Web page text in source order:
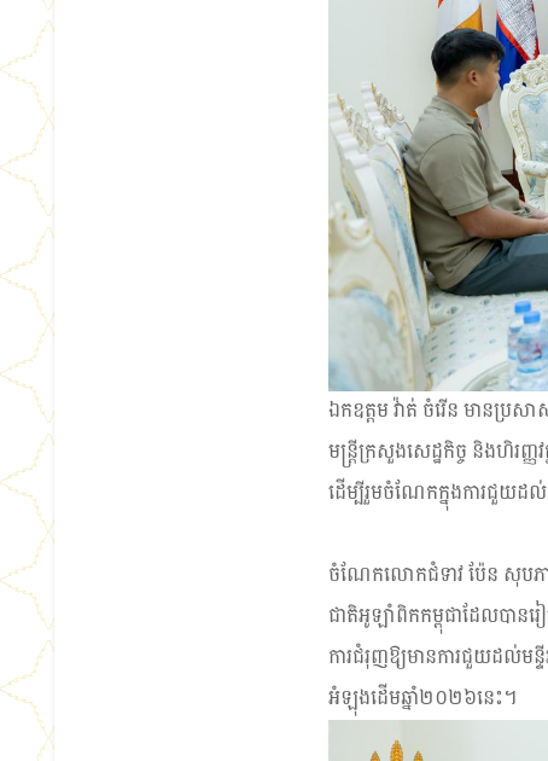
ឯកឧត្ដម វ៉ាត់ ចំរើន មានប្រស
មន្ត្រីក្រសួងសេដ្ឋកិច្ច និងហិរញ្
ដើម្បីរួមចំណែកក្នុងការជួយដល់
ចំណែកលោកជំទាវ ប៉ែន សុបភា
ជាតិអូឡាំពិកកម្ពុជាដែលបាន
ការជំរុញឱ្យមានការជួយដល់ម
អំឡុងដើមឆ្នាំ២០២៦នេះ។